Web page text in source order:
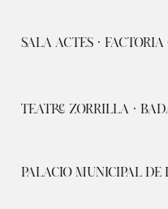
SALA ACTES · FACTORIA
TEATRE ZORRILLA ·
PALACIO MUNICIPAL